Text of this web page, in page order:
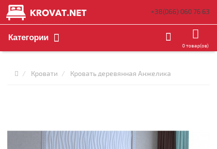
+38(066) 060 76 63
Категории
0 товар(ов)
Кровати Кровать деревянная Анжелика